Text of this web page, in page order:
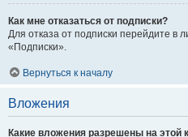
Как мне отказаться от подписки?
Для отказа от подписки перейдите в
«Подписки».
Вернуться к началу
Вложения
Какие вложения разрешены на этой